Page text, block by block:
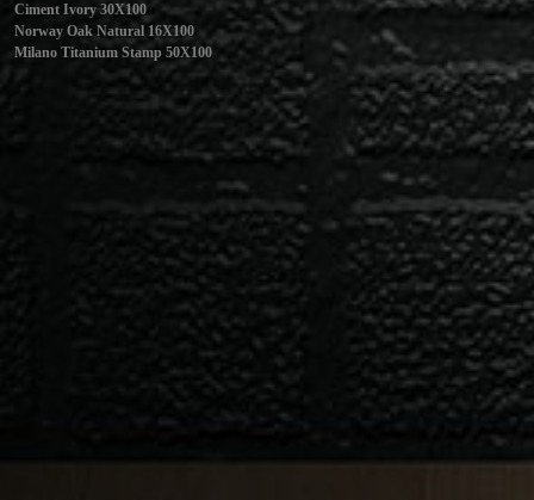
Ciment Ivory 30X100
Norway Oak Natural 16X100
Milano Titanium Stamp 50X100